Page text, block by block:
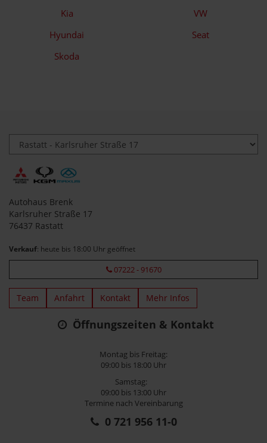
Kia
VW
Hyundai
Seat
Skoda
Autohaus Brenk
Karlsruher Straße 17
76437 Rastatt
Verkauf: heute bis 18:00 Uhr geöffnet
07222 - 91670
Team Anfahrt Kontakt Mehr Infos
Öffnungszeiten & Kontakt
Montag bis Freitag:
09:00 bis 18:00 Uhr
Samstag:
09:00 bis 13:00 Uhr
Termine nach Vereinbarung
0 721 956 11-0